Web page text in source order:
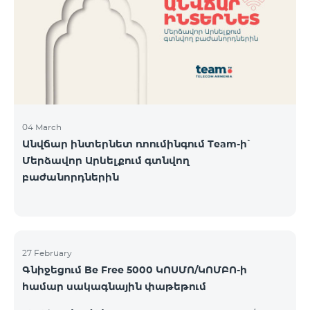
Կիրակի-08․03 Երևան Կենտրոն Իսակովի
պողոտա 3/7 09:00-18:00 09:00-18:00 10:00-19:00
Երևան Կենտրոն Խորենացու փողոց 26/26 09:00-
04 March
Անվճար ինտերնետ ռոումինգում Team-ի՝
Մերձավոր Արևելքում գտնվող
բաժանորդներին
27 February
Գնիջեցում Be Free 5000 ԿՈՍՄՈ/ԿՈՄԲՈ-ի
համար սակագնային փաթեթում